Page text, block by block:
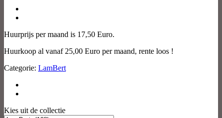
Huurprijs per maand is 17,50 Euro.
Huurkoop al vanaf 25,00 Euro per maand, rente loos !
Categorie: LamBert
Kies uit de collectie